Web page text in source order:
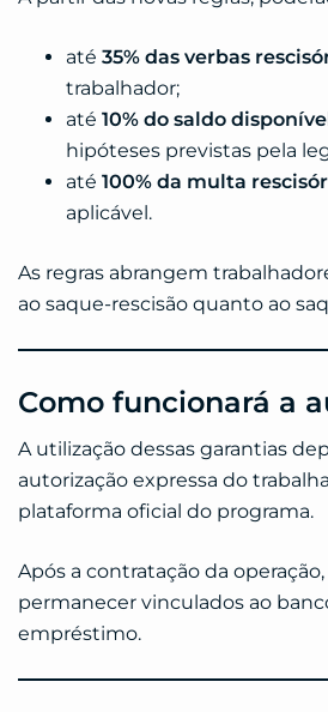
até 35% das verbas
trabalhador;
até 10% do saldo
hipóteses previstas pela
até 100% da multa
aplicável.
As regras abrangem
ao saque-rescisão quanto ao
Como funcionará a
A utilização dessas garantias
autorização expressa do
plataforma oficial do programa.
Após a contratação da
permanecer vinculados ao
empréstimo.